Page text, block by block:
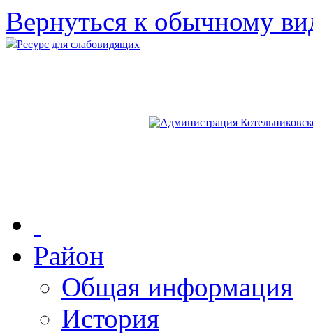
Вернуться к обычному
Ресурс для слабовидящих
Район
Общая информация
История